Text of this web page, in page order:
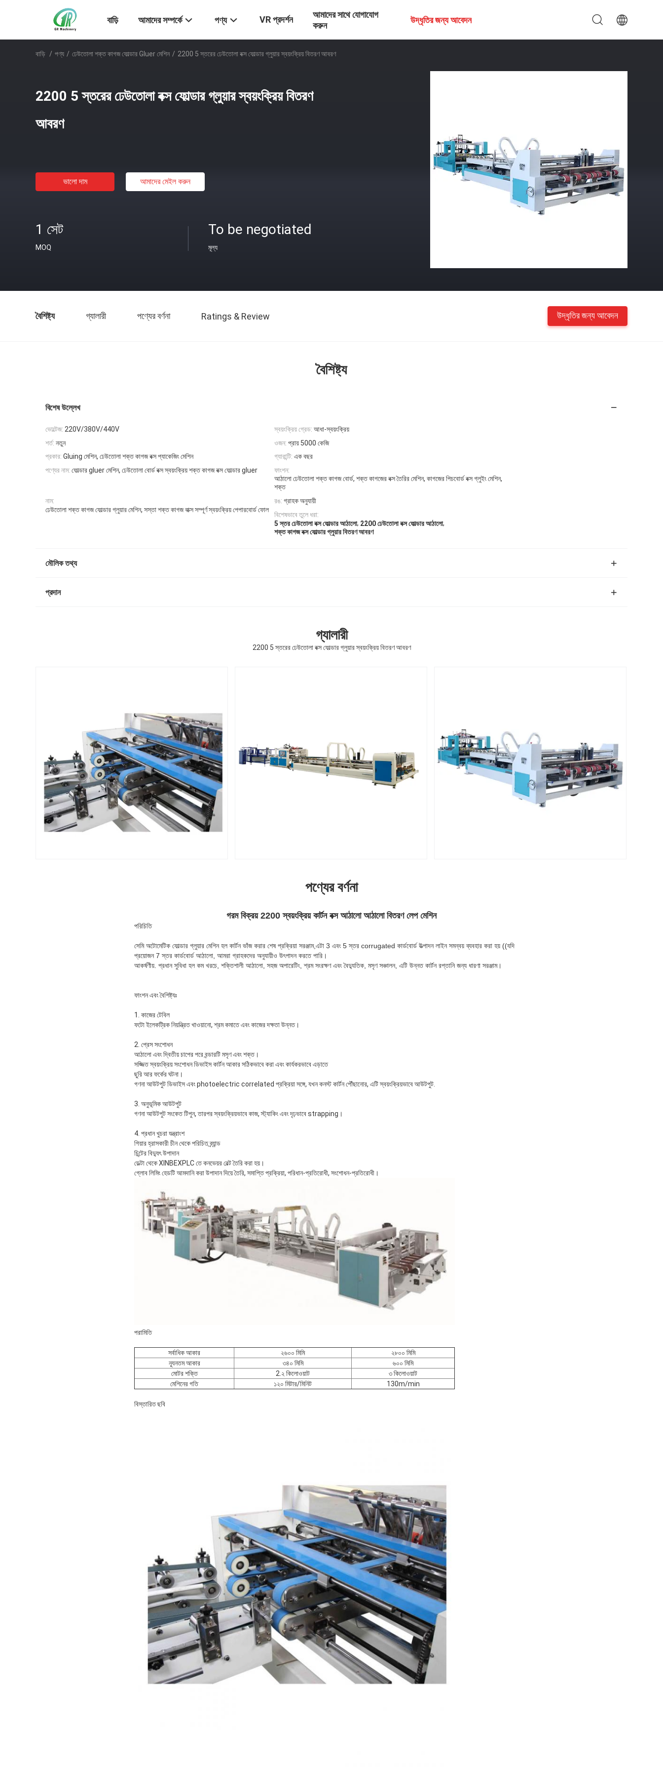
বাড়ি আমাদের সম্পর্কে পণ্য VR প্রদর্শন
আমাদের সাথে যোগাযোগ
করুন
উদ্ধৃতির জন্য আবেদন
বাড়ি / পণ্য / ঢেউতোলা শক্ত কাগজ ফোল্ডার Gluer মেশিন / 2200 5 স্তরের ঢেউতোলা বক্স ফোল্ডার গ্লুয়ার স্বয়ংক্রিয় বিতরণ আবরণ
2200 5 স্তরের ঢেউতোলা বক্স ফোল্ডার গ্লুয়ার স্বয়ংক্রিয় বিতরণ
আবরণ
ভালো দাম আমাদের মেইল ​​করুন
1 সেট
MOQ
To be negotiated
মূল্য
বৈশিষ্ট্য গ্যালারী পণ্যের বর্ণনা Ratings & Review উদ্ধৃতির জন্য আবেদন
বৈশিষ্ট্য
বিশেষ উল্লেখ
ভোল্টেজ: 220V/380V/440V স্বয়ংক্রিয় গ্রেড: আধা-স্বয়ংক্রিয়
শর্ত: নতুন ওজন: প্রায় 5000 কেজি
প্রকার: Gluing মেশিন, ঢেউতোলা শক্ত কাগজ বক্স প্যাকেজিং মেশিন গ্যারান্টি: এক বছর
পণ্যের নাম: ফোল্ডার gluer মেশিন, ঢেউতোলা বোর্ড বক্স স্বয়ংক্রিয় শক্ত কাগজ বক্স ফোল্ডার gluer
ফাংশন:
আঠালো ঢেউতোলা শক্ত কাগজ বোর্ড, শক্ত কাগজের বক্স তৈরির মেশিন, কাগজের পিচবোর্ড বক্স গ্লুইং মেশিন,
শক্ত
নাম:
ঢেউতোলা শক্ত কাগজ ফোল্ডার গ্লুয়ার মেশিন, সস্তা শক্ত কাগজ বাক্স সম্পূর্ণ স্বয়ংক্রিয় পেপারবোর্ড ফোল
রঙ: গ্রাহক অনুযায়ী
বিশেষভাবে তুলে ধরা:
5 স্তর ঢেউতোলা বক্স ফোল্ডার আঠালো, 2200 ঢেউতোলা বক্স ফোল্ডার আঠালো,
শক্ত কাগজ বক্স ফোল্ডার গ্লুয়ার বিতরণ আবরণ
মৌলিক তথ্য
প্রদান
গ্যালারী
2200 5 স্তরের ঢেউতোলা বক্স ফোল্ডার গ্লুয়ার স্বয়ংক্রিয় বিতরণ আবরণ
পণ্যের বর্ণনা
গরম বিক্রয় 2200 স্বয়ংক্রিয় কার্টন বক্স আঠালো আঠালো বিতরণ লেপ মেশিন
পরিচিতি
সেমি অটোমেটিক ফোল্ডার গ্লুয়ার মেশিন হল কার্টন ভাঁজ করার শেষ প্রক্রিয়া সরঞ্জাম,এটা 3 এবং 5 স্তর corrugated কার্ডবোর্ড উত্পাদন লাইন সমন্বয় ব্যবহার করা হয় ((যদি
প্রয়োজন 7 স্তর কার্ডবোর্ড আঠালো, আমরা গ্রাহকদের অনুযায়ীও উৎপাদন করতে পারি।
আকর্ষণীয়. প্রধান সুবিধা হল কম খরচে, শক্তিশালী আঠালো, সহজ অপারেটিং, শ্রম সংরক্ষণ এবং বৈদ্যুতিক, মসৃণ সঞ্চালন, এটি উন্নত কার্টন রপ্তানি জন্য ধারণা সরঞ্জাম।
ফাংশন এবং বৈশিষ্ট্যঃ
1. কাজের টেবিল
ফটো ইলেকট্রিক নিয়ন্ত্রিত খাওয়ানো, শ্রম কমাতে এবং কাজের দক্ষতা উন্নত।
2. প্রেস সংশোধন
আঠালো এবং দ্বিতীয় চাপের পরে বন্ডারটি মসৃণ এবং শক্ত।
সজ্জিত স্বয়ংক্রিয় সংশোধন ডিভাইস কার্টন আকার সঠিকভাবে করা এবং কার্যকরভাবে এড়াতে
ছুরি আর ফর্কের ঘটনা।
গণনা আউটপুট ডিভাইস এবং photoelectric correlated প্রক্রিয়া সঙ্গে, যখন কনস্ট কার্টন পৌঁছানোর, এটি স্বয়ংক্রিয়ভাবে আউটপুট.
3. অনুভূমিক আউটপুট
গণনা আউটপুট সংকেত টিপুন, তারপর স্বয়ংক্রিয়ভাবে কাজ, স্ট্যাকিং এবং দৃঢ়ভাবে strapping।
4. প্রধান খুচরা যন্ত্রাংশ
গিয়ার হ্রাসকারী চীন থেকে পরিচিত ব্র্যান্ড
চিন্টের বিদ্যুৎ উপাদান
ডেল্টা থেকে XINBEXPLC তে কনভেয়র বেল্ট তৈরি করা হয়।
গ্লোব লিমিং হেডটি আমদানি করা উপাদান দিয়ে তৈরি, সমাপ্তি প্রক্রিয়া, পরিধান-প্রতিরোধী, সংশোধন-প্রতিরোধী।
পরামিতি
সর্বাধিক আকার ২৬০০ মিমি
২৮০০ মিমি
ন্যূনতম আকার
৩৪০ মিমি
৬০০ মিমি
মোটর শক্তি
2.২ কিলোওয়াট
৩ কিলোওয়াট
মেশিনের গতি
১২০ মিটার/মিনিট 130m/min
বিস্তারিত ছবি